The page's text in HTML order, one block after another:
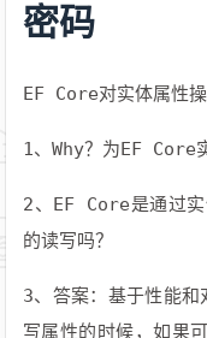
密码
EF Core对实体属性
1、Why？为EF Core
2、EF Core是通过
的读写吗？
3、答案：基于性能
写属性的时候，如果